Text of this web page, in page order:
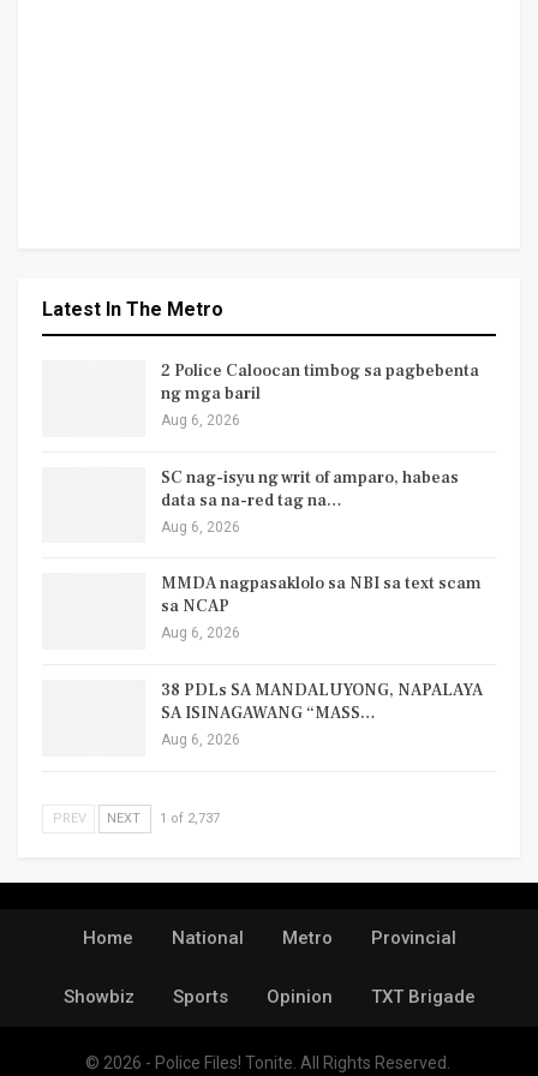
Latest In The Metro
2 Police Caloocan timbog sa pagbebenta
ng mga baril
Aug 6, 2026
SC nag-isyu ng writ of amparo, habeas
data sa na-red tag na…
Aug 6, 2026
MMDA nagpasaklolo sa NBI sa text scam
sa NCAP
Aug 6, 2026
38 PDLs SA MANDALUYONG, NAPALAYA
SA ISINAGAWANG “MASS…
Aug 6, 2026
PREV NEXT 1 of 2,737
Home National Metro Provincial
Showbiz Sports Opinion TXT Brigade
© 2026 - Police Files! Tonite. All Rights Reserved.